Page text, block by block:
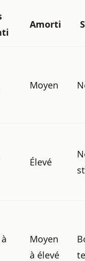
Amorti
Moyen
Élevé
Moyen
à élevé